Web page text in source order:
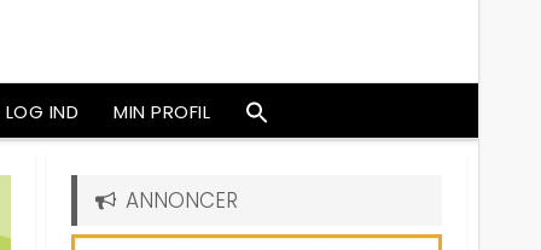
LOG IND MIN PROFIL
ANNONCER